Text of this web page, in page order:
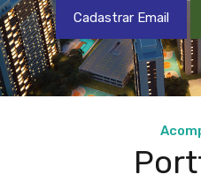
Cadastrar Email